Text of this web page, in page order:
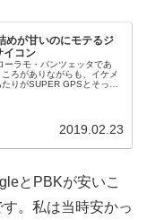
めが甘いのにモテるジ
イコン
ラモ・パンツェッタであ
ろがありながらも、イケメ
りがSUPER GPSとそっく
2019.02.23
とPBKが安いこ
。私は当時安かっ